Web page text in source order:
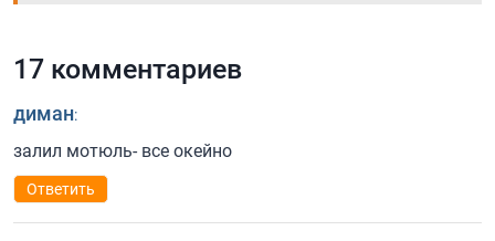
17 комментариев
диман:
залил мотюль- все окейно
Ответить